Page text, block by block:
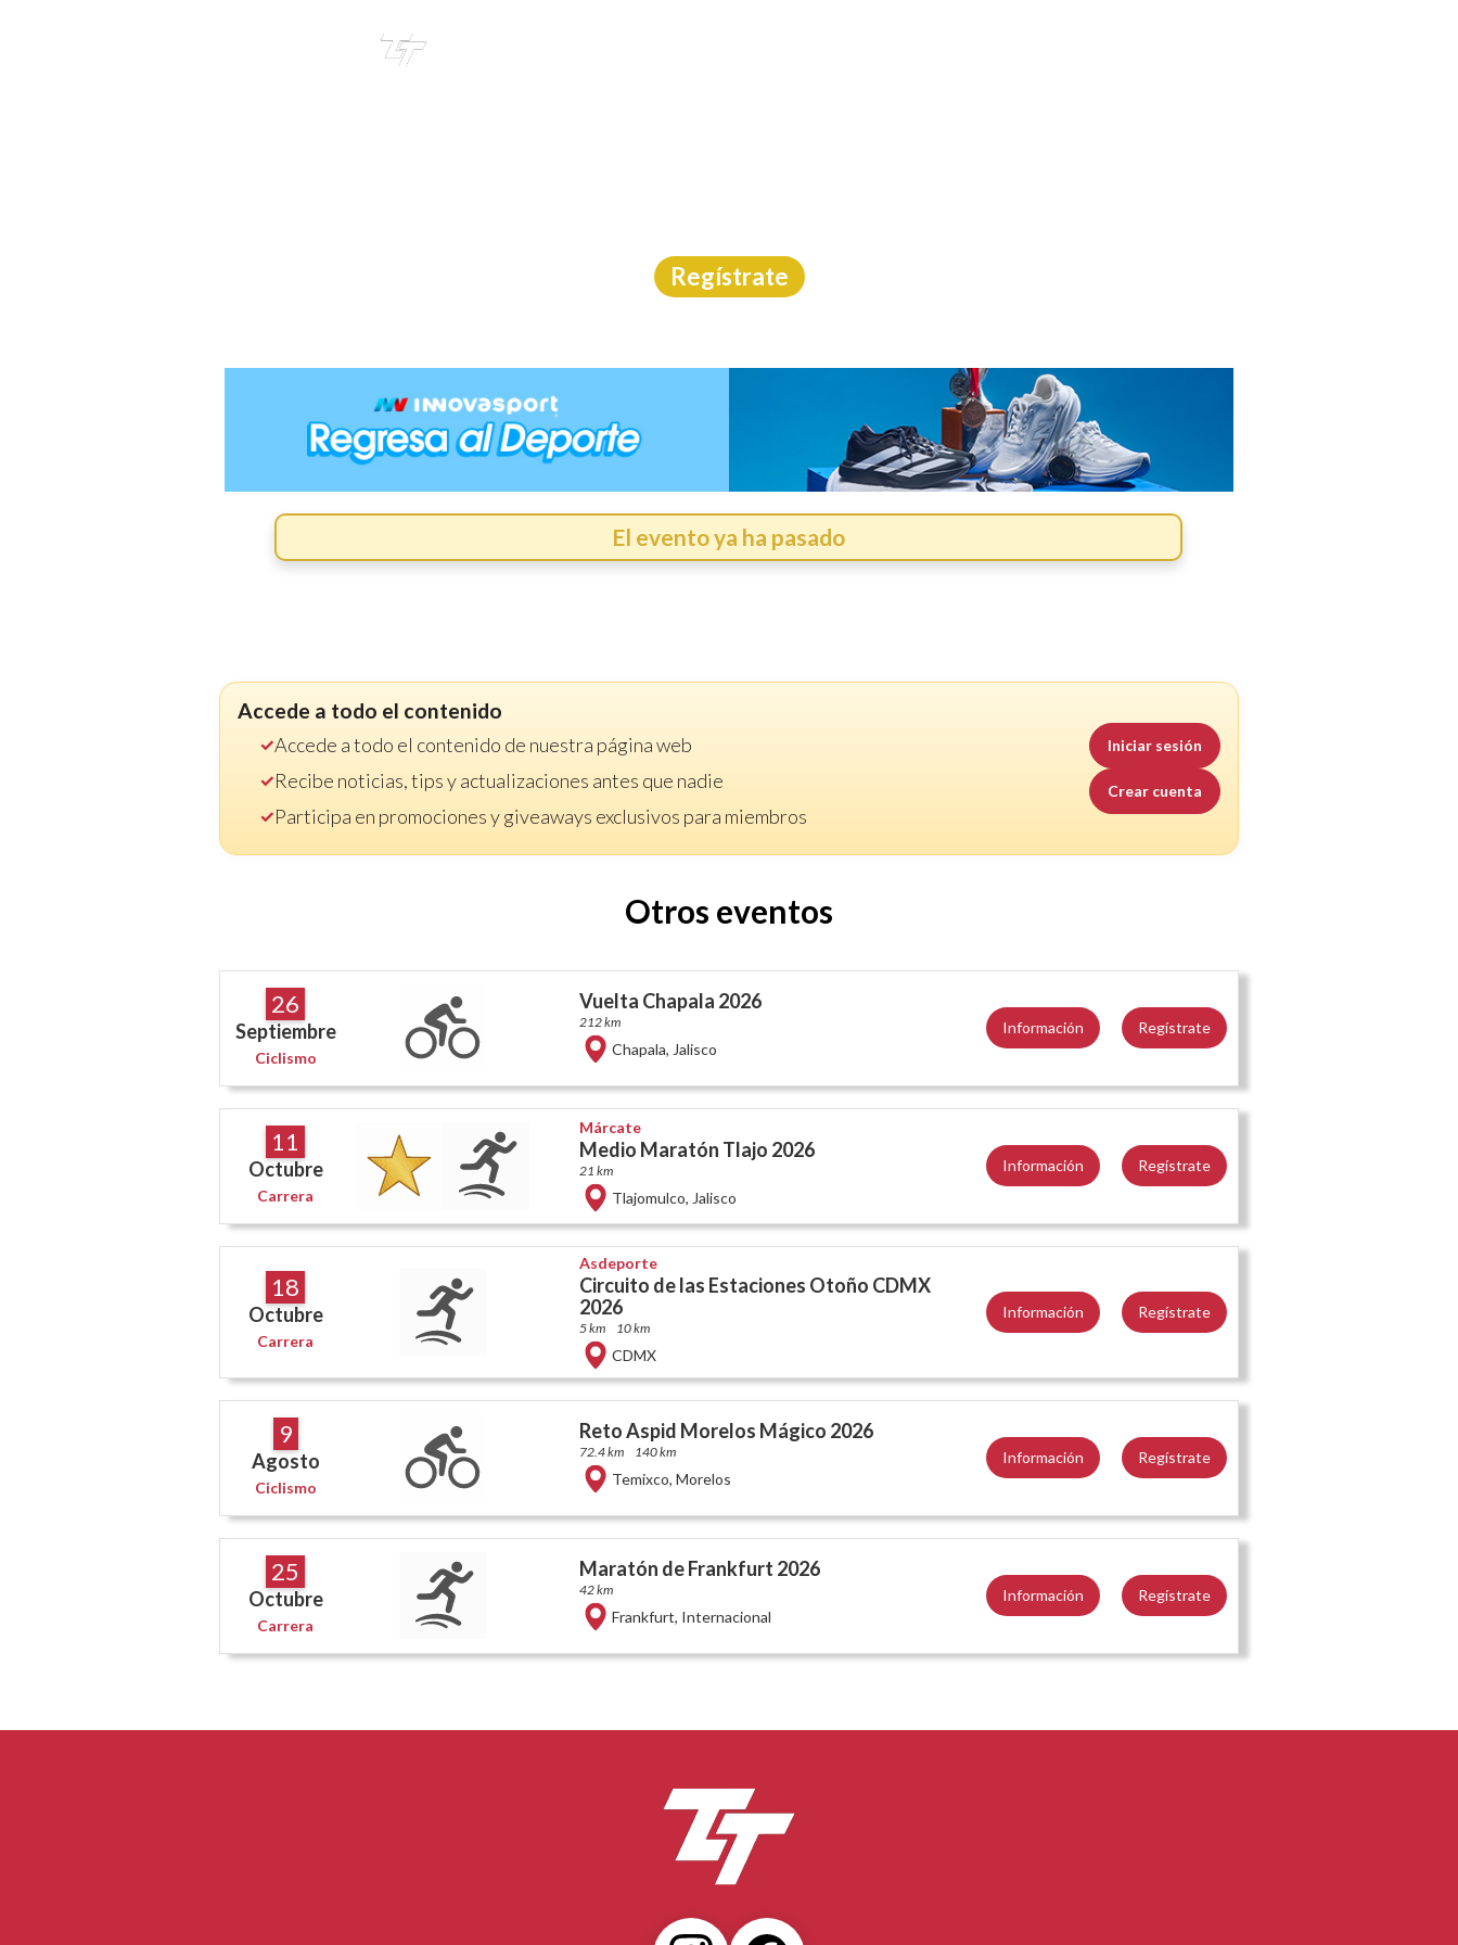
Regístrate
El evento ya ha pasado
Accede a todo el contenido
Accede a todo el contenido de nuestra página web
Recibe noticias, tips y actualizaciones antes que nadie
Participa en promociones y giveaways exclusivos para miembros
Iniciar sesión
Crear cuenta
Otros eventos
26
Septiembre
Ciclismo
Vuelta Chapala 2026
212 km
Chapala, Jalisco
Información Regístrate
11
Octubre
Carrera
Márcate
Medio Maratón Tlajo 2026
21 km
Tlajomulco, Jalisco
Información Regístrate
18
Octubre
Carrera
Asdeporte
Circuito de las Estaciones Otoño CDMX
2026
5 km 10 km
CDMX
Información Regístrate
9
Agosto
Ciclismo
Reto Aspid Morelos Mágico 2026
72.4 km 140 km
Temixco, Morelos
Información Regístrate
25
Octubre
Carrera
Maratón de Frankfurt 2026
42 km
Frankfurt, Internacional
Información Regístrate